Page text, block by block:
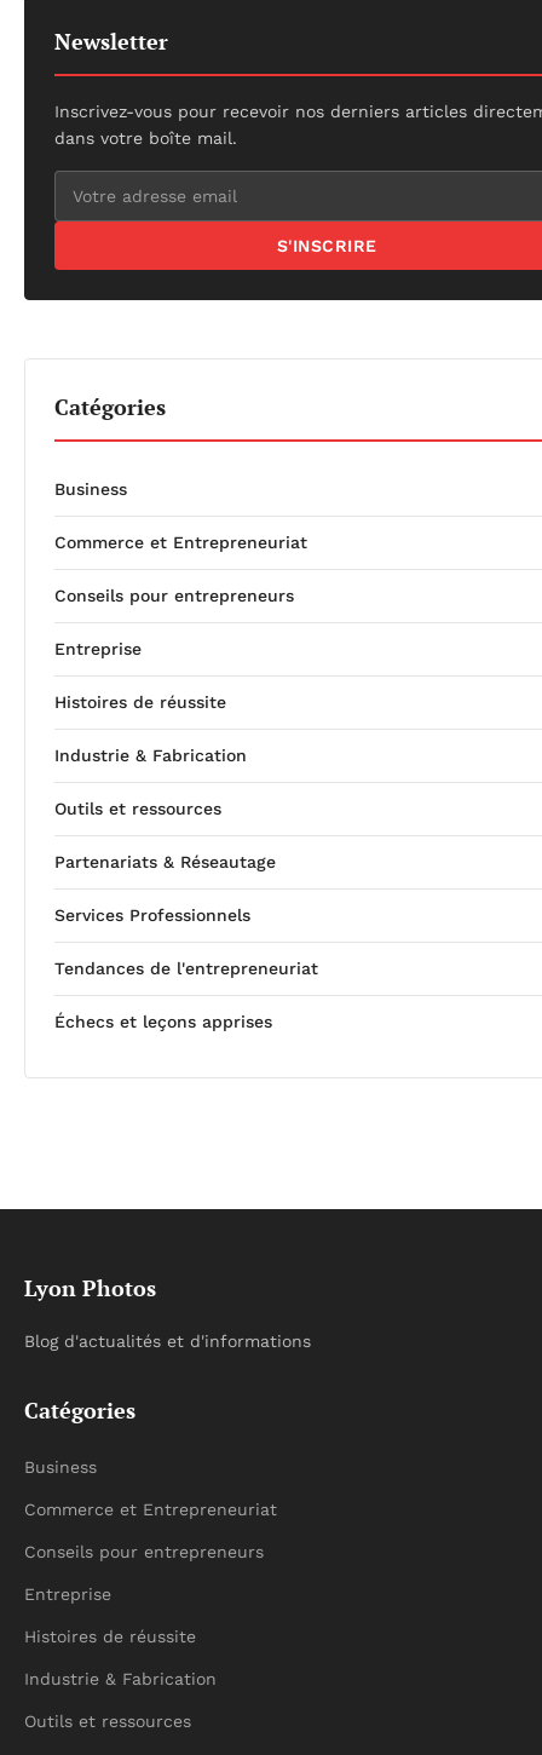
Newsletter
Inscrivez-vous pour recevoir nos derniers articles
dans votre boîte mail.
S'INSCRIRE
Catégories
Business
Commerce et Entrepreneuriat
Conseils pour entrepreneurs
Entreprise
Histoires de réussite
Industrie & Fabrication
Outils et ressources
Partenariats & Réseautage
Services Professionnels
Tendances de l'entrepreneuriat
Échecs et leçons apprises
Lyon Photos
Blog d'actualités et d'informations
Catégories
Business
Commerce et Entrepreneuriat
Conseils pour entrepreneurs
Entreprise
Histoires de réussite
Industrie & Fabrication
Outils et ressources